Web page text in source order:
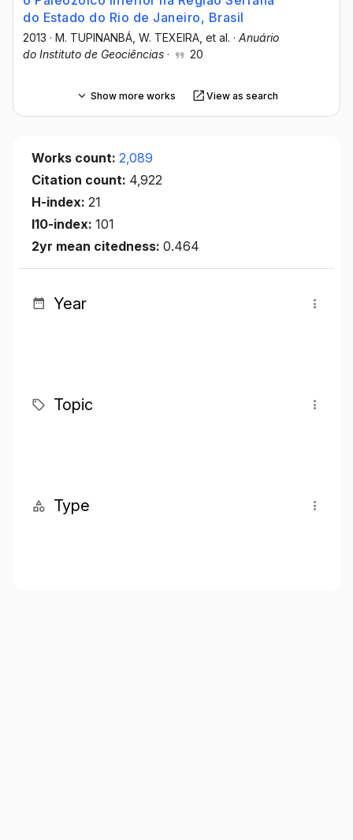
do Estado do Rio de Janeiro, Brasil
2013 · M. TUPINANBÁ , W. TEXEIRA , et al. · Anuário
do Instituto de Geociências · 20
Show more works View as search
Works count: 2,089
Citation count: 4,922
H-index: 21
I10-index: 101
2yr mean citedness: 0.464
Year
Topic
Type